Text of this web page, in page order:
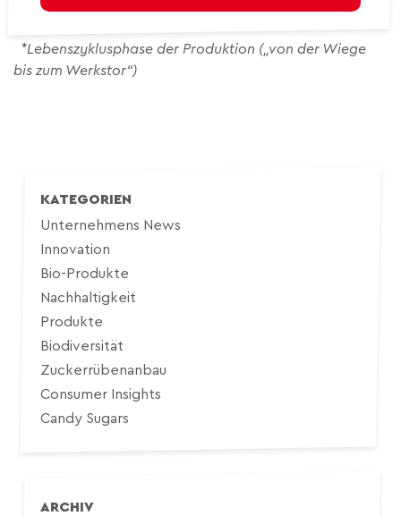
KATEGORIEN
Unternehmens News
Innovation
Bio-Produkte
Nachhaltigkeit
Produkte
Biodiversität
Zuckerrübenanbau
Consumer Insights
Candy Sugars
ARCHIV
*Lebenszyklusphase der Produktion („von der Wiege
bis zum Werkstor“)